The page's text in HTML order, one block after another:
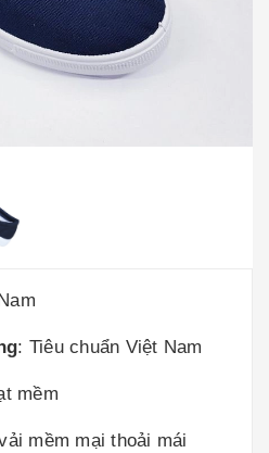
: Tiêu chuẩn Việt Nam
mềm
mềm mại thoải mái